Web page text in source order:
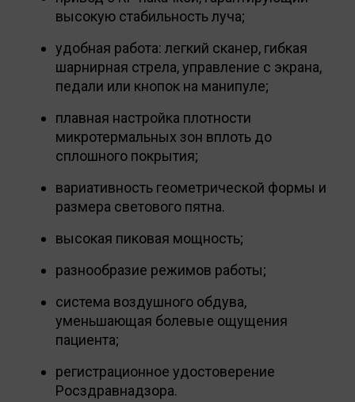
высокую стабильность луча;
удобная работа: легкий сканер, гибкая
шарнирная стрела, управление с экрана,
педали или кнопок на манипуле;
плавная настройка плотности
микротермальных зон вплоть до
сплошного покрытия;
вариативность геометрической формы и
размера светового пятна.
высокая пиковая мощность;
разнообразие режимов работы;
система воздушного обдува,
уменьшающая болевые ощущения
пациента;
регистрационное удостоверение
Росздравнадзора.